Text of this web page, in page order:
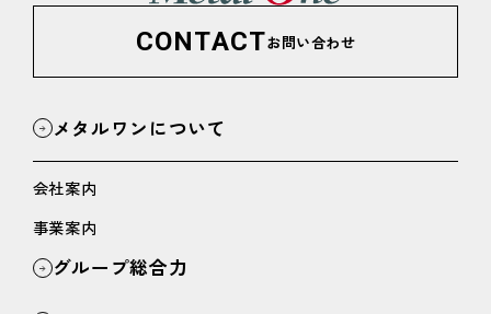
CONTACTお問い合わせ
メタルワンについて
会社案内
事業案内
グループ総合力